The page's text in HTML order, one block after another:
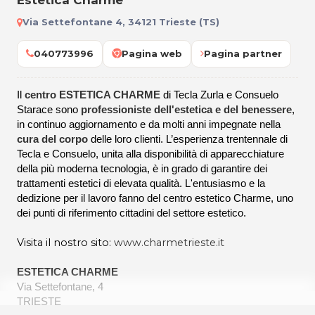
Via Settefontane 4, 34121 Trieste (TS)
040773996 Pagina web Pagina partner
centro ESTETICA CHARME di Tecla Zurla e Consuelo
Starace sono professioniste dell'estetica e del benessere,
in continuo aggiornamento e da molti anni impegnate nella
cura del corpo delle loro clienti. L’esperienza trentennale di
Tecla e Consuelo, unita alla disponibilità di apparecchiature
della più moderna tecnologia, è in grado di garantire dei
trattamenti estetici di elevata qualità. L'entusiasmo e la
dedizione per il lavoro fanno del centro estetico Charme, uno
dei punti di riferimento cittadini del settore estetico.
Visita il nostro sito: www.charmetrieste.it
ESTETICA CHARME
Via Settefontane, 4
TRIESTE